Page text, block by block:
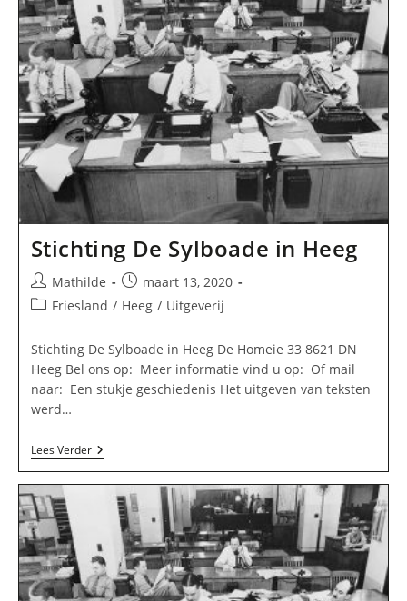
Stichting De Sylboade in Heeg
Bericht
auteur:
Mathilde
Bericht
gepubliceerd
maart 13, 2020
Berichtcategorie:
Friesland / Heeg / Uitgeverij
Stichting De Sylboade in Heeg De Homeie 33 8621 DN
Heeg Bel ons op: Meer informatie vind u op: Of mail
naar: Een stukje geschiedenis Het uitgeven van teksten
werd…
Lees VerderStichting
De
Heeg